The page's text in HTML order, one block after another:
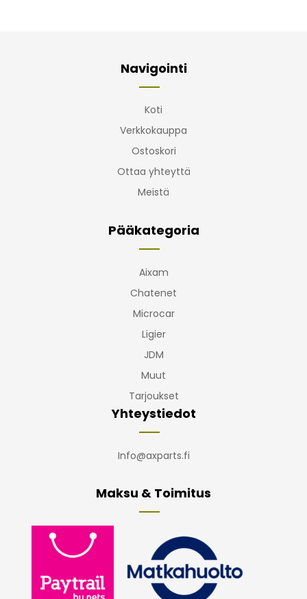
Navigointi
Koti
Verkkokauppa
Ostoskori
Ottaa yhteyttä
Meistä
Pääkategoria
Aixam
Chatenet
Microcar
Ligier
JDM
Muut
Tarjoukset
Yhteystiedot
Info@axparts.fi
Maksu & Toimitus